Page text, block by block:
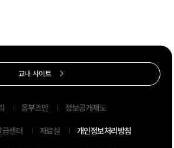
옴부즈만 정보공개제도
센터 자료실 개인정보처리방침
교내 사이트